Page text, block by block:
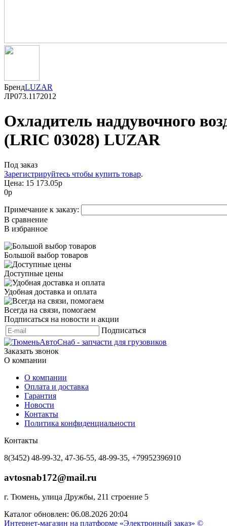
БрендLUZAR
ЛР073.1172012
Охладитель наддувочного
(LRIC 03028) LUZAR
Под заказ
Зарегистрируйтесь чтобы купить товар.
Цена: 15 173.05р
0р
Примечание к заказу:
В сравнение
В избранное
Большой выбор товаров
Доступные цены
Удобная доставка и оплата
Всегда на связи, помогаем
Подписаться на новости и акции
Подписаться
Заказать звонок
О компании
О компании
Оплата и доставка
Гарантия
Новости
Контакты
Политика конфиденциальности
Контакты
8(3452) 48-99-32, 47-36-55, 48-99-35, +79952396910
avtosnab172@mail.ru
г. Тюмень, улица Дружбы, 211 строение 5
Каталог обновлен: 06.08.2026 20:04
Интернет-магазин на платформе «Электронный заказ» ©